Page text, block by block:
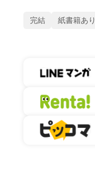
完結 紙書籍あり